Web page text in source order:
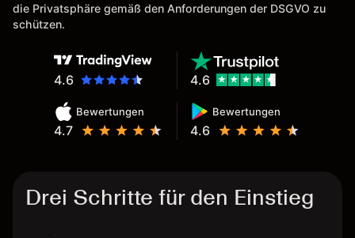
die Privatsphäre gemäß den Anforderungen der DSGVO zu
schützen.
4.6
Bewertungen
4.7
Bewertungen
4.6
4.6
Drei Schritte für den Einstieg